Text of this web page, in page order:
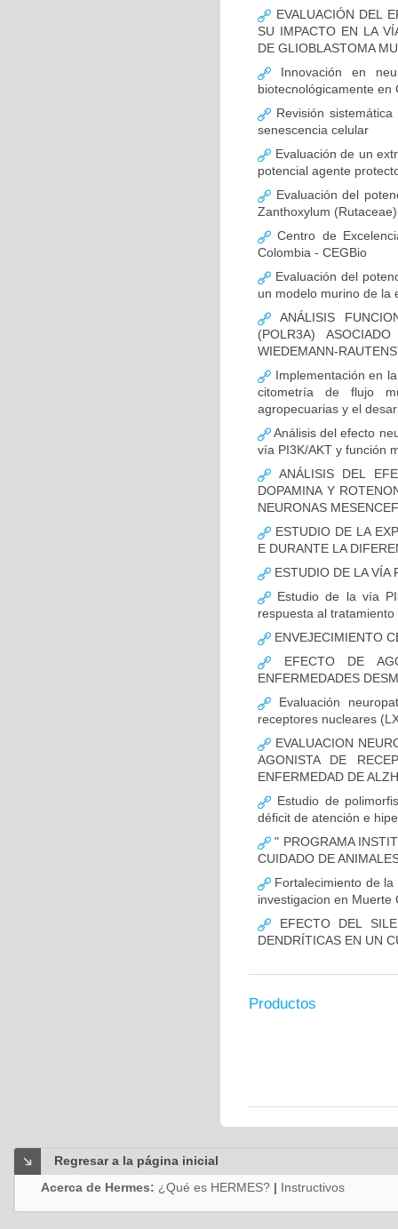
EVALUACIÓN DEL
SU IMPACTO EN LA
DE GLIOBLASTOMA
Innovación en
biotecnológicamente en
Revisión
senescencia celular
Evaluación de un
potencial agente
Evaluación del
Zanthoxylum
Centro de
Colombia - CEGBio
Evaluación del
un modelo murino de la
ANÁLISIS
(POLR3A)
WIEDEMANN-
Implementación en
citometría de flujo
agropecuarias y el
Análisis del efecto
vía PI3K/AKT y función
ANÁLISIS DEL
DOPAMINA Y
NEURONAS
ESTUDIO DE LA
E DURANTE LA
ESTUDIO DE LA VÍA
Estudio de la vía
respuesta al tratamiento
ENVEJECIMIENTO
EFECTO DE
ENFERMEDADES
Evaluación
receptores nucleares
EVALUACION
AGONISTA DE
ENFERMEDAD DE
Estudio de
déficit de atención e
" PROGRAMA
CUIDADO DE
Fortalecimiento de la
investigacion en Muerte
EFECTO DEL
DENDRÍTICAS EN UN
Productos
Regresar a la página inicial
Acerca de Hermes: ¿Qué es HERMES? | Instructivos